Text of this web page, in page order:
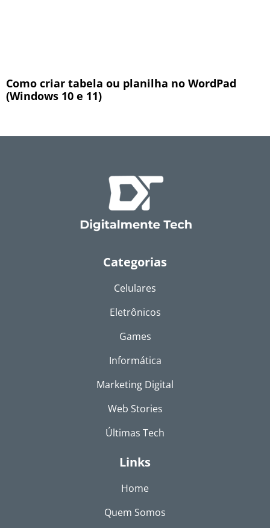
Como criar tabela ou planilha no WordPad
(Windows 10 e 11)
Categorias
Celulares
Eletrônicos
Games
Informática
Marketing Digital
Web Stories
Últimas Tech
Links
Home
Quem Somos